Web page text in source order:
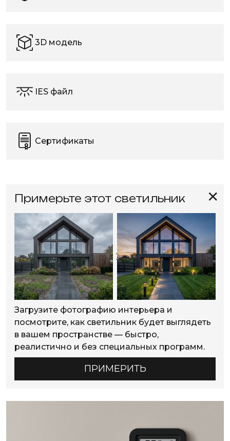
3D модель
IES файл
Сертификаты
✕
Примерьте этот светильник
Загрузите фотографию интерьера и
посмотрите, как светильник будет выглядеть
в вашем пространстве — быстро,
реалистично и без специальных программ.
ПРИМЕРИТЬ